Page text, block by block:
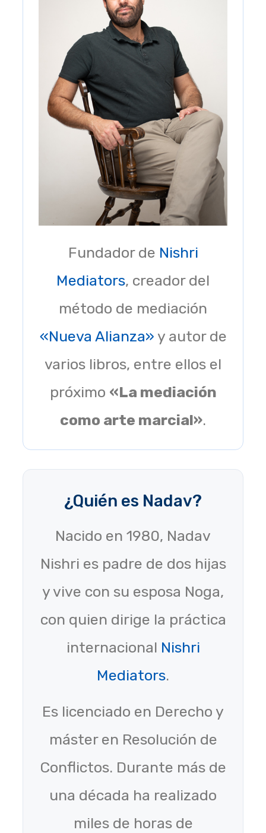
Fundador de Nishri
Mediators, creador del
método de mediación
«Nueva Alianza» y autor de
varios libros, entre ellos el
próximo «La mediación
como arte marcial».
¿Quién es Nadav?
Nacido en 1980, Nadav
Nishri es padre de dos hijas
y vive con su esposa Noga,
con quien dirige la práctica
internacional Nishri
Mediators.
Es licenciado en Derecho y
máster en Resolución de
Conflictos. Durante más de
una década ha realizado
miles de horas de